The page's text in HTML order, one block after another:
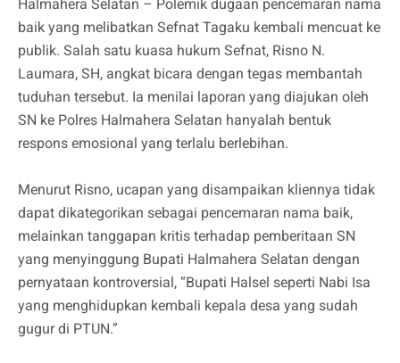
Halmahera Selatan – Polemik dugaan pencemaran nama
baik yang melibatkan Sefnat Tagaku kembali mencuat ke
publik. Salah satu kuasa hukum Sefnat, Risno N.
Laumara, SH, angkat bicara dengan tegas membantah
tuduhan tersebut. Ia menilai laporan yang diajukan oleh
SN ke Polres Halmahera Selatan hanyalah bentuk
respons emosional yang terlalu berlebihan.
Menurut Risno, ucapan yang disampaikan kliennya tidak
dapat dikategorikan sebagai pencemaran nama baik,
melainkan tanggapan kritis terhadap pemberitaan SN
yang menyinggung Bupati Halmahera Selatan dengan
pernyataan kontroversial, “Bupati Halsel seperti Nabi Isa
yang menghidupkan kembali kepala desa yang sudah
gugur di PTUN.”